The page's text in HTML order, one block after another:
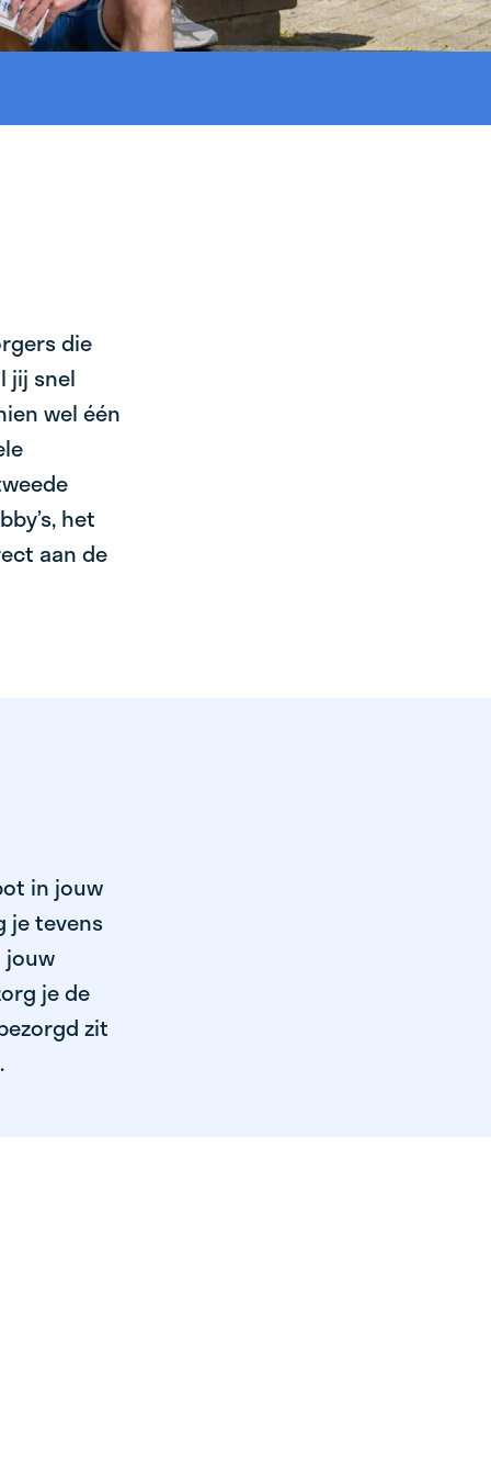
die
jij snel
wel één
het
aan de
in jouw
je tevens
jouw
je de
zit